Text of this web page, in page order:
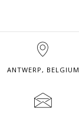
ANTWERP, BELGIUM